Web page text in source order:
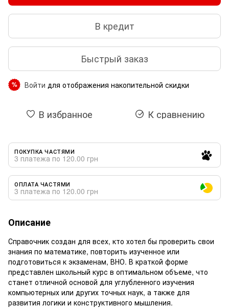
В кредит
Быстрый заказ
% Войти для отображения накопительной скидки
В избранное К сравнению
ПОКУПКА ЧАСТЯМИ
3 платежа по 120.00 грн
ОПЛАТА ЧАСТЯМИ
3 платежа по 120.00 грн
Описание
Справочник создан для всех, кто хотел бы проверить свои
знания по математике, повторить изученное или
подготовиться к экзаменам, ВНО. В краткой форме
представлен школьный курс в оптимальном объеме, что
станет отличной основой для углубленного изучения
компьютерных или других точных наук, а также для
развития логики и конструктивного мышления.